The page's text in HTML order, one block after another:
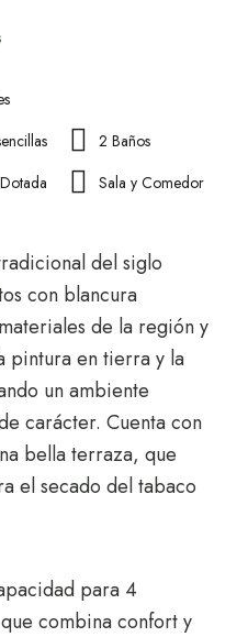
2 Baños
Sala y Comedor
del siglo
con blancura
de la región y
pintura en tierra y la
un ambiente
carácter. Cuenta con
bella terraza, que
el secado del tabaco
para 4
combina confort y